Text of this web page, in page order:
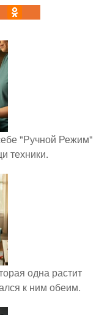
"Ручной Режим"
техники.
одна растит
к ним обеим.